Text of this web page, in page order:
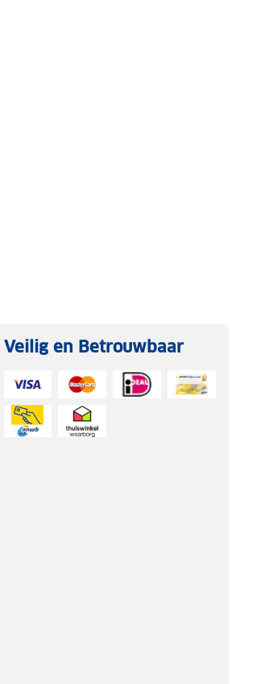
Veilig en Betrouwbaar